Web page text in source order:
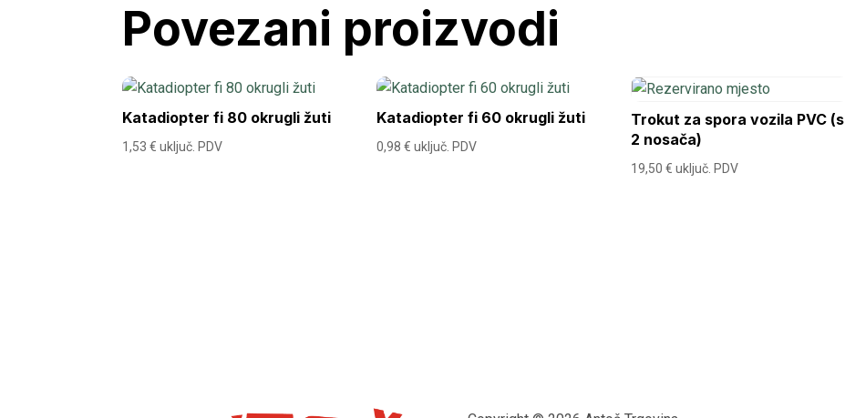
Povezani proizvodi
Katadiopter fi 80 okrugli žuti
1,53€ uključ. PDV
Katadiopter fi 60 okrugli žuti
0,98€ uključ. PDV
Trokut za spora vozila PVC (s
2 nosača)
19,50€ uključ. PDV